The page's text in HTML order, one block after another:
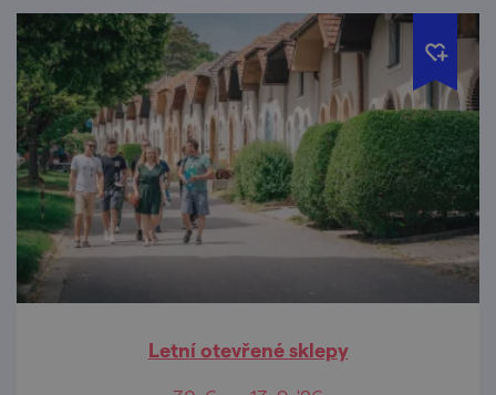
Letní otevřené sklepy